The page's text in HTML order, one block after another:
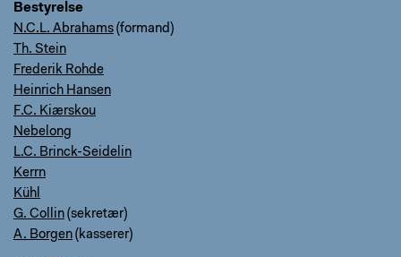
Bestyrelse
N.C.L. Abrahams (formand)
Th. Stein
Frederik Rohde
Heinrich Hansen
F.C. Kiærskou
Nebelong
L.C. Brinck-Seidelin
Kerrn
Kühl
G. Collin (sekretær)
A. Borgen (kasserer)